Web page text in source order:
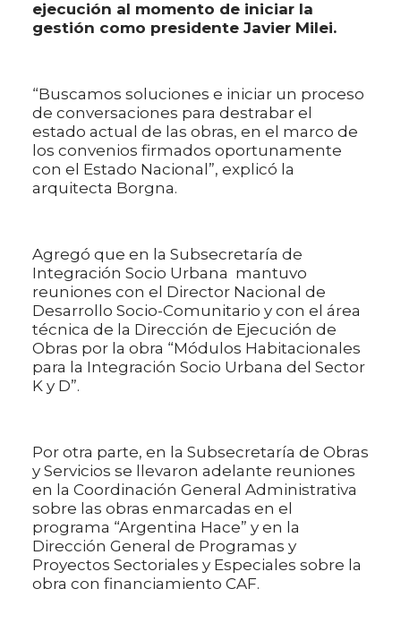
ejecución al momento de iniciar la
gestión como presidente Javier Milei.
“Buscamos soluciones e iniciar un proceso
de conversaciones para destrabar el
estado actual de las obras, en el marco de
los convenios firmados oportunamente
con el Estado Nacional”, explicó la
arquitecta Borgna.
Agregó que en la Subsecretaría de
Integración Socio Urbana mantuvo
reuniones con el Director Nacional de
Desarrollo Socio-Comunitario y con el área
técnica de la Dirección de Ejecución de
Obras por la obra “Módulos Habitacionales
para la Integración Socio Urbana del Sector
K y D”.
Por otra parte, en la Subsecretaría de Obras
y Servicios se llevaron adelante reuniones
en la Coordinación General Administrativa
sobre las obras enmarcadas en el
programa “Argentina Hace” y en la
Dirección General de Programas y
Proyectos Sectoriales y Especiales sobre la
obra con financiamiento CAF.